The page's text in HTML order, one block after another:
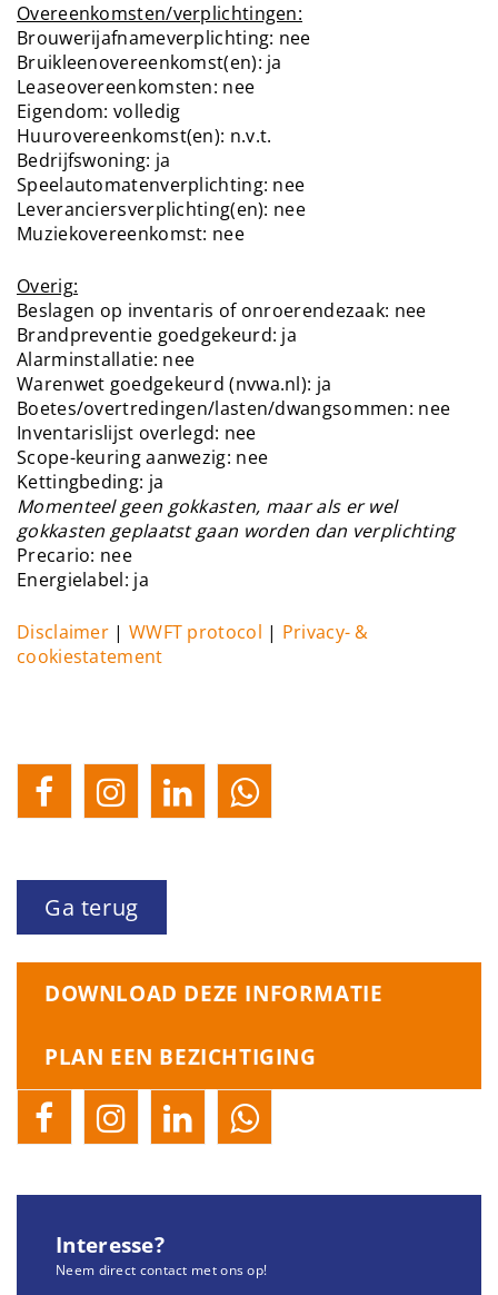
Overeenkomsten/verplichtingen:
Brouwerijafnameverplichting: nee
Bruikleenovereenkomst(en): ja
Leaseovereenkomsten: nee
Eigendom: volledig
Huurovereenkomst(en): n.v.t.
Bedrijfswoning: ja
Speelautomatenverplichting: nee
Leveranciersverplichting(en): nee
Muziekovereenkomst: nee
Overig:
Beslagen op inventaris of onroerendezaak: nee
Brandpreventie goedgekeurd: ja
Alarminstallatie: nee
Warenwet goedgekeurd (nvwa.nl): ja
Boetes/overtredingen/lasten/dwangsommen: nee
Inventarislijst overlegd: nee
Scope-keuring aanwezig: nee
Kettingbeding: ja
Momenteel geen gokkasten, maar als er wel
gokkasten geplaatst gaan worden dan verplichting
Precario: nee
Energielabel: ja
Disclaimer | WWFT protocol | Privacy- &
cookiestatement
Ga terug
DOWNLOAD DEZE INFORMATIE
PLAN EEN BEZICHTIGING
Interesse?
Neem direct contact met ons op!